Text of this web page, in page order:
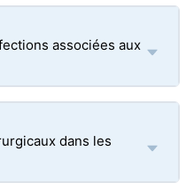
associées aux
dans les